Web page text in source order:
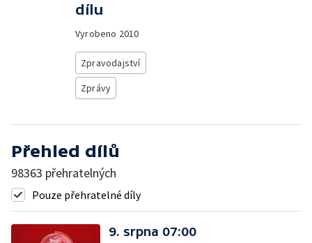
dílu
Vyrobeno 2010
Zpravodajství
Zprávy
Přehled dílů
98363 přehratelných
Pouze přehratelné díly
9. srpna 07:00